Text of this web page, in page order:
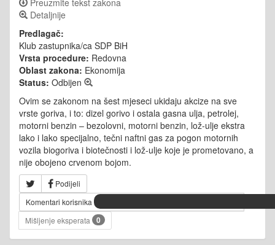
Detaljnije
Predlagač:
Klub zastupnika/ca SDP BiH
Vrsta procedure: Redovna
Oblast zakona: Ekonomija
Status: Odbijen
Ovim se zakonom na šest mjeseci ukidaju akcize na sve
vrste goriva, i to: dizel gorivo i ostala gasna ulja, petrolej,
motorni benzin – bezolovni, motorni benzin, lož-ulje ekstra
lako i lako specijalno, tečni naftni gas za pogon motornih
vozila biogoriva i biotečnosti i lož-ulje koje je prometovano, a
nije obojeno crvenom bojom.
Podijeli
Komentari korisnika
Mišljenje eksperata
0